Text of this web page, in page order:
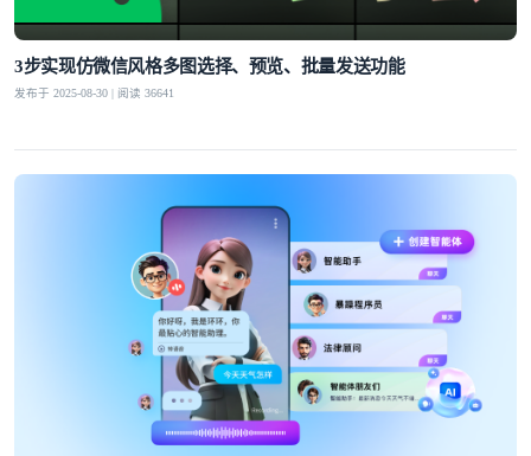
3步实现仿微信风格多图选择、预览、批量发送功能
发布于 2025-08-30 | 阅读 36641